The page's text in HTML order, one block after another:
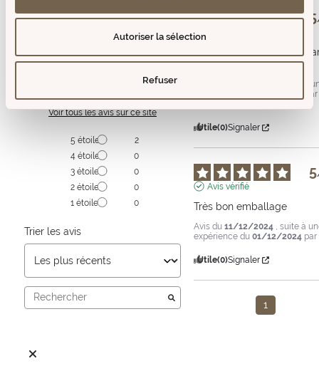
Autoriser la sélection
Refuser
5/5
contrôle
Voir tous les avis sur ce site
5 étoiles
2
4 étoiles
0
3 étoiles
0
2 étoiles
0
1 étoile 0
Trier les avis
5
Un merveilleux produit,
avec tout.
, suite à
par
Utile(0)Signaler
5
Avis vérifié
Très bon emballage
Avis du11/12/2024 , suite à
expérience du01/12/2024 par
Utile(0)Signaler
1